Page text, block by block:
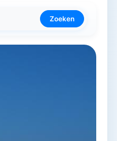
Zoeken